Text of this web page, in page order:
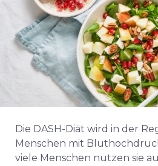
Die DASH-Diät wird in der
Menschen mit
viele Menschen nutzen sie